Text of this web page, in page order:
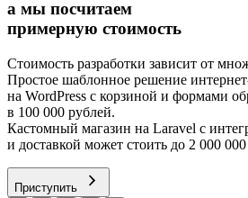
а мы посчитаем
примерную стоимость
Стоимость разработки зависит от
Простое шаблонное решение
на WordPress с корзиной и формами
в 100 000 рублей.
Кастомный магазин на Laravel с
и доставкой может стоить до 2 000
Приступить